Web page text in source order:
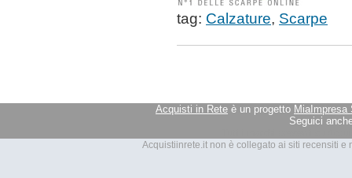
tag: Calzature, Scarpe
Acquisti in Rete è un progetto MiaImpresa
Seguici
Acquistiinrete.it non è collegato ai siti recensiti